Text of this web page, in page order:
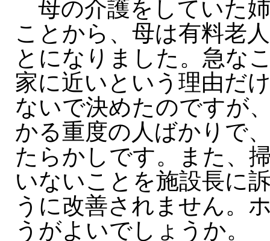
母の介護をしていた
ことから、母は有料老
とになりました。急な
家に近いという理由だ
ないで決めたのですが
かる重度の人ばかりで
たらかしです。また、
いないことを施設長に
うに改善されません。
うがよいでしょうか。